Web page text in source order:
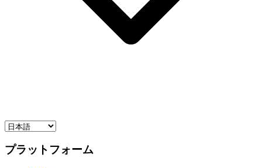
プラットフォーム